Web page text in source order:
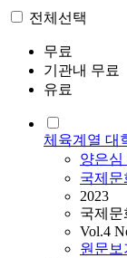
전체선택
무료
기관내 무료
유료
체육계열 대
양은심
국제문
2023
국제문
Vol.4
원문보